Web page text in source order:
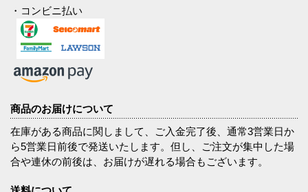
・コンビニ払い
商品のお届けについて
在庫がある商品に関しまして、ご入金完了後、通常3営業日か
ら5営業日前後で発送いたします。但し、ご注文が集中した場
合や連休の前後は、お届けが遅れる場合もございます。